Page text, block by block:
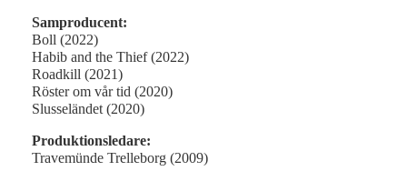
Samproducent:
Boll (2022)
Habib and the Thief (2022)
Roadkill (2021)
Röster om vår tid (2020)
Slusseländet (2020)
Produktionsledare:
Travemünde Trelleborg (2009)